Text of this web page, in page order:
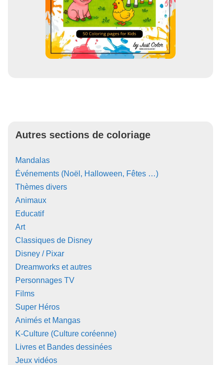
Autres sections de coloriage
Mandalas
Événements (Noël, Halloween, Fêtes …)
Thèmes divers
Animaux
Educatif
Art
Classiques de Disney
Disney / Pixar
Dreamworks et autres
Personnages TV
Films
Super Héros
Animés et Mangas
K-Culture (Culture coréenne)
Livres et Bandes dessinées
Jeux vidéos